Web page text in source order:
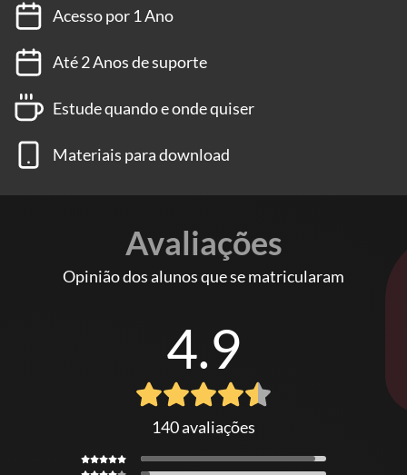
Acesso por 1 Ano
Até 2 Anos de suporte
Estude quando e onde quiser
Materiais para download
Avaliações
Opinião dos alunos que se matricularam
4.9
140 avaliações